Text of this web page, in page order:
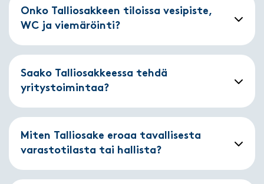
Onko Talliosakkeen tiloissa vesipiste,
WC ja viemäröinti?
Saako Talliosakkeessa tehdä
yritystoimintaa?
Miten Talliosake eroaa tavallisesta
varastotilasta tai hallista?